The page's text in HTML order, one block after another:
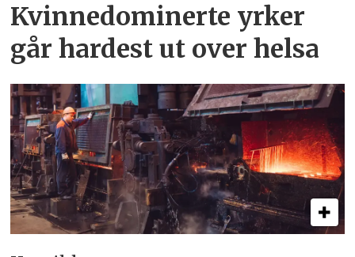
Kvinnedominerte yrker
går hardest ut over helsa